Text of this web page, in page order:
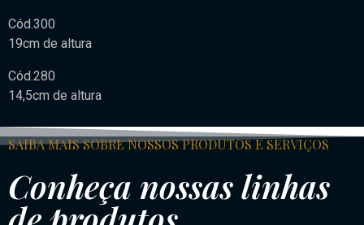
Cód.300
19cm de altura
Cód.280
14,5cm de altura
SAIBA MAIS SOBRE NOSSOS PRODUTOS E SERVIÇOS
Conheça nossas linhas